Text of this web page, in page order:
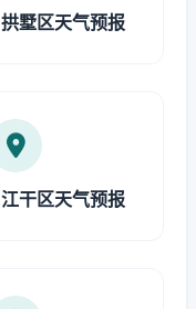
拱墅区天气预报
江干区天气预报